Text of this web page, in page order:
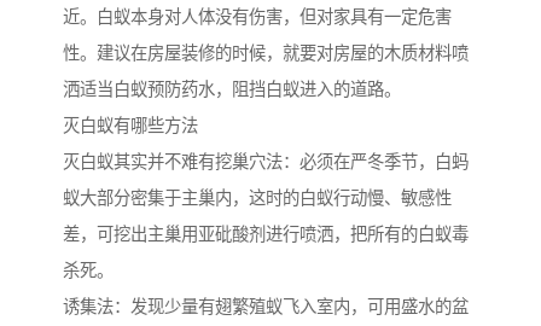
近。白蚁本身对人体没有伤害，但对家具有一定危害
性。建议在房屋装修的时候，就要对房屋的木质材料喷
洒适当白蚁预防药水，阻挡白蚁进入的道路。
灭白蚁有哪些方法
灭白蚁其实并不难有挖巢穴法：必须在严冬季节，白蚂
蚁大部分密集于主巢内，这时的白蚁行动慢、敏感性
差，可挖出主巢用亚砒酸剂进行喷洒，把所有的白蚁毒
杀死。
诱集法：发现少量有翅繁殖蚁飞入室内，可用盛水的盆